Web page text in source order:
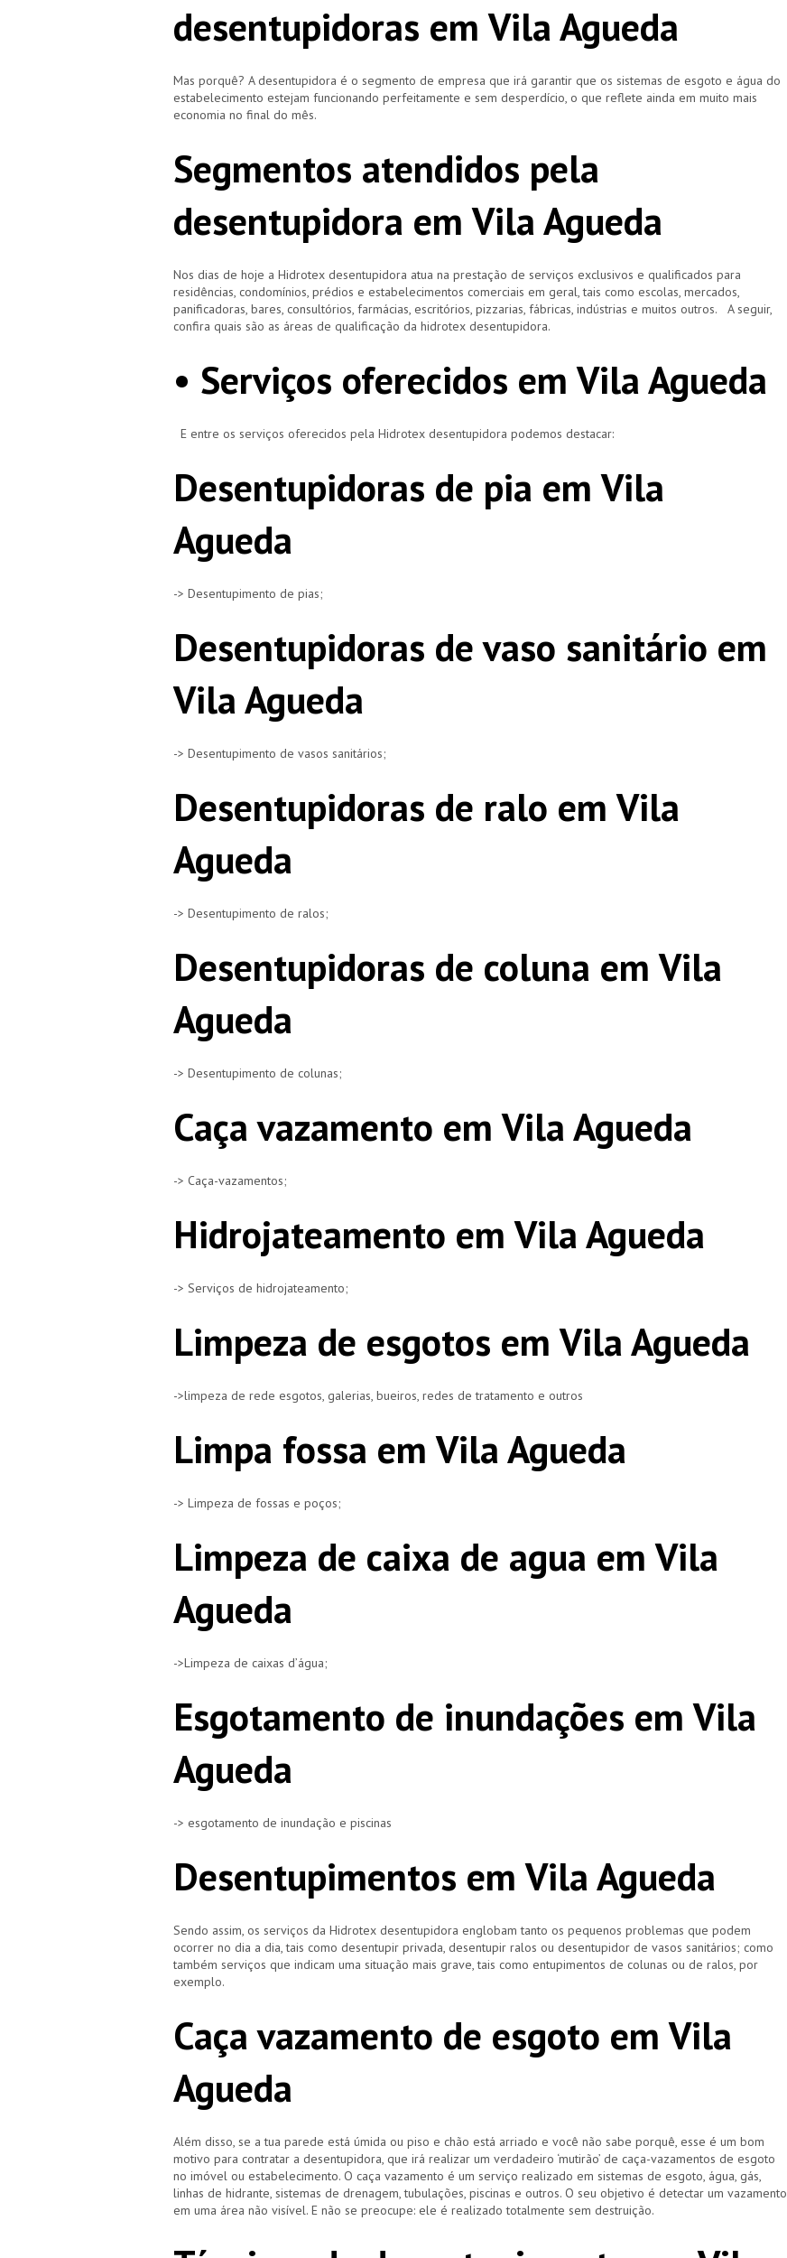
desentupidoras em Vila Agueda
Mas porquê? A desentupidora é o segmento de empresa que irá garantir que os sistemas de esgoto e água do
estabelecimento estejam funcionando perfeitamente e sem desperdício, o que reflete ainda em muito mais
economia no final do mês.
Segmentos atendidos pela
desentupidora em Vila Agueda
Nos dias de hoje a Hidrotex desentupidora atua na prestação de serviços exclusivos e qualificados para
residências, condomínios, prédios e estabelecimentos comerciais em geral, tais como escolas, mercados,
panificadoras, bares, consultórios, farmácias, escritórios, pizzarias, fábricas, indústrias e muitos outros. A seguir,
confira quais são as áreas de qualificação da hidrotex desentupidora.
• Serviços oferecidos em Vila Agueda
E entre os serviços oferecidos pela Hidrotex desentupidora podemos destacar:
Desentupidoras de pia em Vila
Agueda
-> Desentupimento de pias;
Desentupidoras de vaso sanitário em
Vila Agueda
-> Desentupimento de vasos sanitários;
Desentupidoras de ralo em Vila
Agueda
-> Desentupimento de ralos;
Desentupidoras de coluna em Vila
Agueda
-> Desentupimento de colunas;
Caça vazamento em Vila Agueda
-> Caça-vazamentos;
Hidrojateamento em Vila Agueda
-> Serviços de hidrojateamento;
Limpeza de esgotos em Vila Agueda
->limpeza de rede esgotos, galerias, bueiros, redes de tratamento e outros
Limpa fossa em Vila Agueda
-> Limpeza de fossas e poços;
Limpeza de caixa de agua em Vila
Agueda
->Limpeza de caixas d’água;
Esgotamento de inundações em Vila
Agueda
-> esgotamento de inundação e piscinas
Desentupimentos em Vila Agueda
Sendo assim, os serviços da Hidrotex desentupidora englobam tanto os pequenos problemas que podem
ocorrer no dia a dia, tais como desentupir privada, desentupir ralos ou desentupidor de vasos sanitários; como
também serviços que indicam uma situação mais grave, tais como entupimentos de colunas ou de ralos, por
exemplo.
Caça vazamento de esgoto em Vila
Agueda
Além disso, se a tua parede está úmida ou piso e chão está arriado e você não sabe porquê, esse é um bom
motivo para contratar a desentupidora, que irá realizar um verdadeiro ‘mutirão’ de caça-vazamentos de esgoto
no imóvel ou estabelecimento. O caça vazamento é um serviço realizado em sistemas de esgoto, água, gás,
linhas de hidrante, sistemas de drenagem, tubulações, piscinas e outros. O seu objetivo é detectar um vazamento
em uma área não visível. E não se preocupe: ele é realizado totalmente sem destruição.